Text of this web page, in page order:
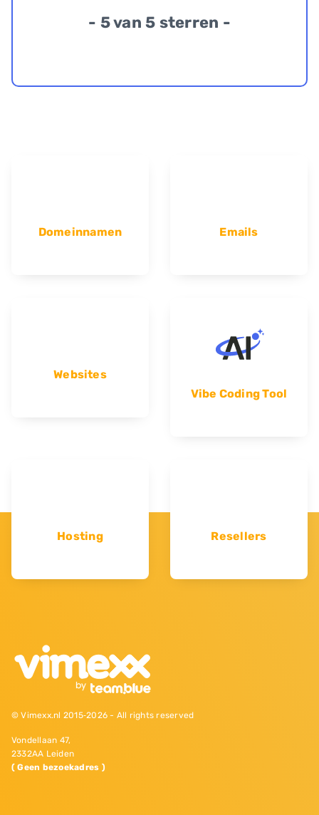
- 5 van 5 sterren -
Domeinnamen Emails
Websites
Vibe Coding Tool
Hosting Resellers
© Vimexx.nl 2015‐2026 - All rights reserved
Vondellaan 47,
2332AA Leiden
( Geen bezoekadres )